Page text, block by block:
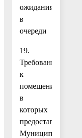
ожидания
в
очереди
19.
Требования
к
помещениям,
в
которых
предоставляется
Муниципальная